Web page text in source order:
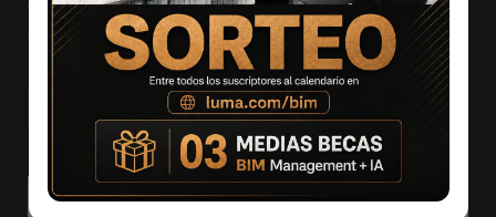
ejecución física.
Agregar al carrito $79 $39